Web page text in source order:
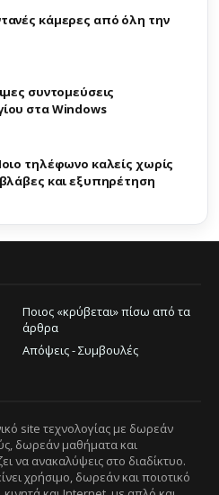
κάμερες από όλη την
συντομεύσεις
στα Windows
τηλέφωνο καλείς χωρίς
και εξυπηρέτηση
Ποιος «κρύβεται» πίσω από τα
άρθρα
Απόψεις - Συμβουλές
site τεχνολογίας με δωρεάν
δωρεάν μαθήματα και
να ανακαλύψεις στο διαδίκτυο.
χρήσιμο, δωρεάν και ποιοτικό